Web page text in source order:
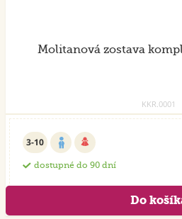
Molitanová zostava
KKR.0001
3-10
dostupné do 90 dní